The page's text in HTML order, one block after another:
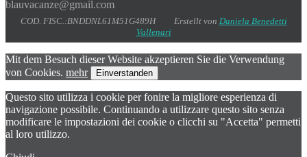
blauvacanze@gmail.com
COD. FISC.:BNDDNL61M51G489H Erstellt von Daniela Benedetti
Vallenari
Mit dem Besuch dieser Website akzeptieren Sie die Verwendung
von Cookies. mehr Einverstanden
Questo sito utilizza i cookie per fonire la migliore esperienza di
navigazione possibile. Continuando a utilizzare questo sito senza
modificare le impostazioni dei cookie o clicchi su "Accetta" permetti
al loro utilizzo.